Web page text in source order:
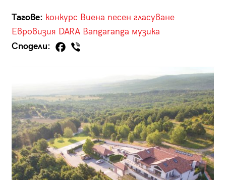
Тагове: конкурс Виена песен гласуване
Евровизия DARA Bangaranga музика
Сподели: